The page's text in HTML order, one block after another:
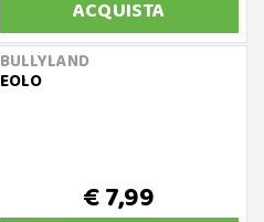
ACQUISTA
BULLYLAND
EOLO
€ 7,99